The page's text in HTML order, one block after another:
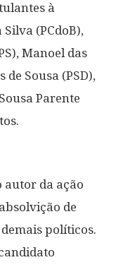
à
(PCdoB),
Manoel das
de Sousa (PSD),
Parente
autor da ação
de
políticos.